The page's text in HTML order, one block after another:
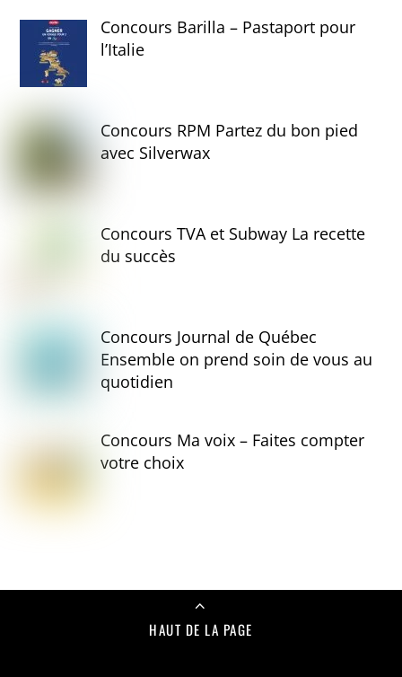
Concours Barilla – Pastaport pour
l’Italie
Concours RPM Partez du bon pied
avec Silverwax
Concours TVA et Subway La recette
du succès
Concours Journal de Québec
Ensemble on prend soin de vous au
quotidien
Concours Ma voix – Faites compter
votre choix
HAUT DE LA PAGE